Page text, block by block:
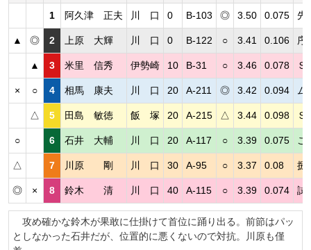
1 阿久津 正夫 川 口 0 B-103 ◎ 3.50 0.075 先
▲ ◎ 2 上原 大輝 川 口 0 B-122 ○ 3.41 0.106 序
▲ 3 米里 信秀 伊勢崎 10 B-31 ○ 3.46 0.078 Ｓ
× ○ 4 相馬 康夫 川 口 20 A-211 ◎ 3.42 0.094 ム
△ 5 田島 敏徳 飯 塚 20 A-215 △ 3.44 0.098 Ｓ
○ 6 石井 大輔 川 口 20 A-117 ○ 3.39 0.075 こ
△ 7 川原 剛 川 口 30 A-95 ○ 3.37 0.08 捌
◎ × 8 鈴木 清 川 口 40 A-115 ○ 3.39 0.074 試
攻め確かな鈴木が果敢に仕掛けて首位に踊り出る。前節はパッ
としなかった石井だが、位置的に悪くないので対抗。川原も僅